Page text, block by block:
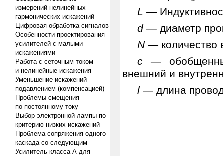
измерений нелинейных
гармонических искажений
Цифровая обработка сигналов
Особенности проектирования
усилителей с малыми
искажениями
Работа с сеточным током
и нелинейные искажения
Уменьшение искажений
подавлением (компенсацией)
Проблемы смещения
по постоянному току
Выбор электронной лампы по
критерию низких искажений
Проблема сопряжения одного
каскада со следующим
Усилитель класса А для
L —
d — диаметр
N — количество
с —
внешний и
l — длина